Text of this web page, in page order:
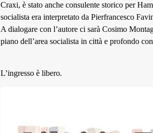
Craxi, è stato anche consulente storico per
socialista era interpretato da Pierfrancesco
A dialogare con l’autore ci sarà Cosimo
piano dell’area socialista in città e profondo
L’ingresso è libero.